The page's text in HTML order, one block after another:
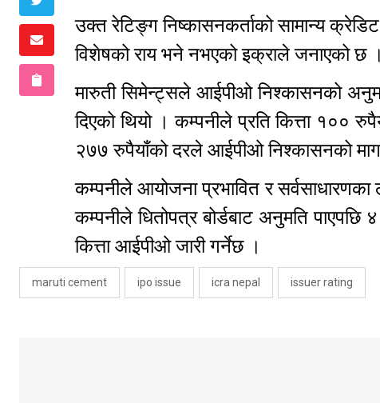
उक्त रेटिङ्ग निष्कासनकर्ताको सामान्य
विशेषको राय भने नभएको इक्राले जनाएको छ
मारुती सिमेन्ट्सले आईपीओ निश्कासनको
दिएको थियो । कम्पनीले प्रति कित्ता १००
२७७ रुपैयाँको दरले आईपीओ निश्कासनको माग
कम्पनीले आयोजना प्रभावित र
कम्पनीले धितोपत्र बोर्डबाट अनुमति
कित्ता आईपीओ जारी गर्नेछ ।
maruti cement ipo issue icra nepal issuer rating